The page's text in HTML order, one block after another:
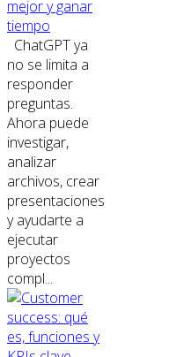
mejor y ganar
tiempo
ChatGPT ya
no se limita a
responder
preguntas.
Ahora puede
investigar,
analizar
archivos, crear
presentaciones
y ayudarte a
ejecutar
proyectos
compl...